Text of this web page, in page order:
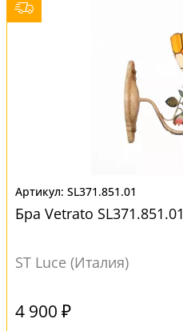
SL371.851.01
Бра Vetrato SL371.851.01
ST Luce (Италия)
4 900 ₽